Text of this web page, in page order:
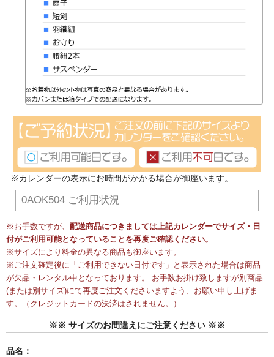
※カレンダーの表示にお時間がかかる場合が御座います。
0AOK504 ご利用状況
※お手数ですが、 配送商品につきましては上記カレンダーでサイズ・日
付がご利用可能となっていることを再度ご確認ください。
※サイズにより料金の異なる商品も御座います。
※ご注文確定後に「ご利用できない日付です」と表示された場合は商品
が欠品・レンタル中となっております。 お手数お掛け致しますが別商品
(または別サイズ)にて再度ご注文くださいますよう、お願い申し上げま
す。（クレジットカードの決済はされません。）
※※ サイズのお間違えにご注意ください ※※
品名：